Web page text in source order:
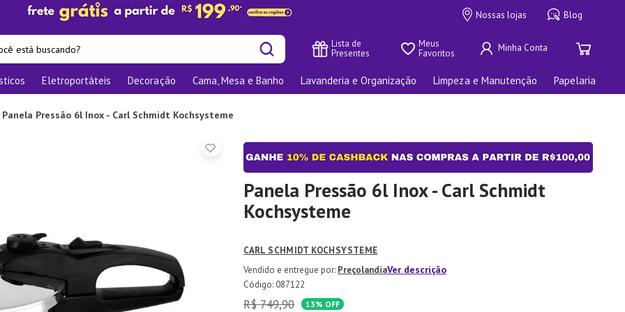
Nossas lojas Blog
está buscando?
Lista de
Presentes
Meus
Favoritos
Eletroportáteis Decoração Cama, Mesa e Banho Lavanderia e Organização Limpeza e Manutenção Papelaria
Panela Pressão 6l Inox - Carl Schmidt Kochsysteme
Panela Pressão 6l Inox - Carl Schmidt
Kochsysteme
CARL SCHMIDT KOCHSYSTEME
PreçolandiaVer descrição
: 087122
R$ 749,90 13% OFF
buscados
Jantar